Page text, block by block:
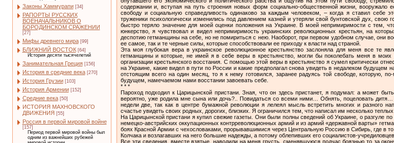
Законы Хаммурапи [34]
РАПОРТЫ РУССКИХ
ВОЕНАЧАЛЬНИКОВ О
БОРОДИНСКОМ СРАЖЕНИИ
[27]
Мифы древнего мира [99]
БЛИЖНИЙ ВОСТОК [64]
История десяти тысячелетий
Занимательная Греция [156]
История в средние века [270]
История Грузии [103]
История Армении [152]
Средние века [50]
ИСТОРИЯ МАХНОВСКОГО
ДВИЖЕНИЯ [55]
Россия в первой мировой войне
[157]
Период первой мировой войны был
одним из важнейших рубежей
содержании и, вступая на путь строения новых форм социально-общественной жизни,
свободу и социальную справедливость одинаково за каждым человеком, – когда я ставил себе
труженики психологически изменились под давлением казней и утеряли свой бунтовской дух, свою
быстро теряло значение для моей оценки положения на Украине. В моей непримиримости с тем,
юнкерство, я чувствовал и видел непримиримость украинских революционных крестьян, на
деспотию гетманщины на себе, но не помириться с нею. Наоборот, при первом удобном случае, они
ее самое, так и те черные силы, которые способствовали ее приходу к власти над страной.
Эта моя глубокая вера в украинское революционное крестьянство заслоняла для меня все те
гетманщины и которые, не имей я в себе веры в крестьянство, могли бы поколебать меня в
организации крестьянского восстания. С помощью этой веры в крестьянство я сумел критически
на Украине, какие видел в пути по России и какие предполагал снова увидеть в недалеком будущем
отстоящим всего на один месяц, то я к нему готовился, заранее радуясь той свободе, которую,
будущем, намечаемом нами восстании завоевать себе.
* * *
Пароход подходил к Царицынской пристани. Зная, что он здесь пристанет, я подумал: а может
вероятно, уже родила мне сына или дочь?.. Повидаться со всеми ними… Обнять, поцеловать
недели две, так как в центре бумажной революции я лелеял мысль встретить многих и разного
счастье увидеть своих родных, дорогих, близких. Я ограничился тем, что написал им несколько
На Царицынской пристани я купил свежие газеты. Они были полны сведений об Украине, о разгуле
немецко-австрийских оккупационных контрреволюционных армий и из армий «державной варты»
боях Красной Армии с чехословаками, прорывавшимися через Центральную Россию в Сибирь, где в
Колчака и возлагавших на него большие надежды, а потому облепивших его социалистов-учредиловцев.
Все эти сведения, вместе взятые, наводили на меня грусть, сменявшуюся подчас боязнью то за